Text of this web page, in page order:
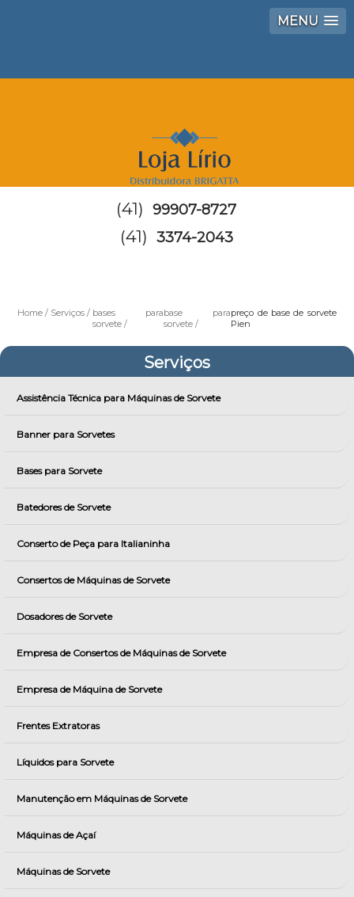
MENU
(41) 99907-8727
(41) 3374-2043
Home Serviços
bases para
sorvete
base para
sorvete
preço de base de sorvete
Pien
Serviços
Assistência Técnica para Máquinas de Sorvete
Banner para Sorvetes
Bases para Sorvete
Batedores de Sorvete
Conserto de Peça para Italianinha
Consertos de Máquinas de Sorvete
Dosadores de Sorvete
Empresa de Consertos de Máquinas de Sorvete
Empresa de Máquina de Sorvete
Frentes Extratoras
Líquidos para Sorvete
Manutenção em Máquinas de Sorvete
Máquinas de Açaí
Máquinas de Sorvete